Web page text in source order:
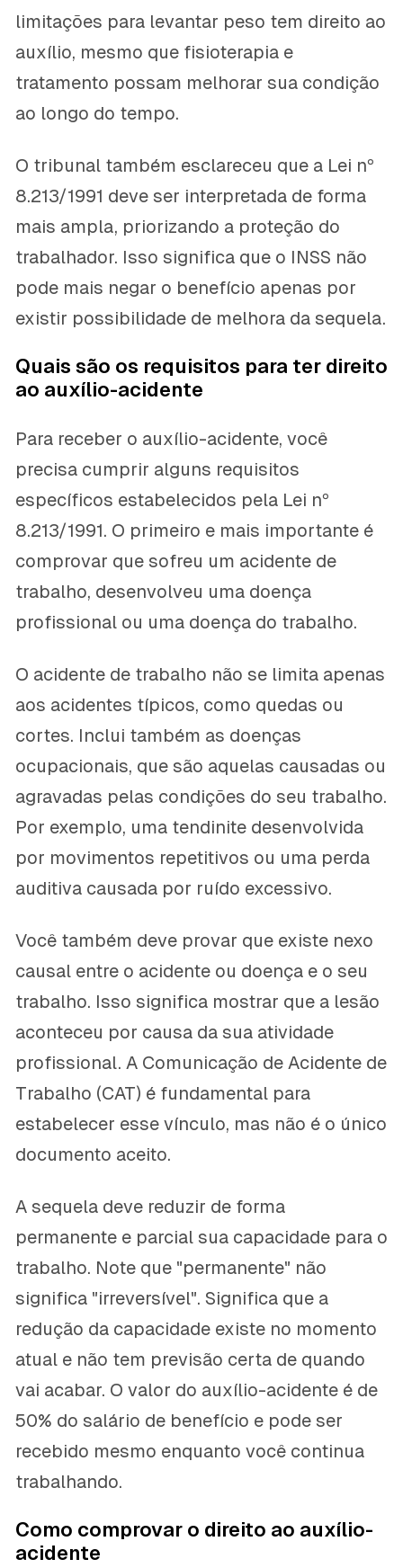
limitações para levantar peso tem direito ao
auxílio, mesmo que fisioterapia e
tratamento possam melhorar sua condição
ao longo do tempo.
O tribunal também esclareceu que a Lei nº
8.213/1991 deve ser interpretada de forma
mais ampla, priorizando a proteção do
trabalhador. Isso significa que o INSS não
pode mais negar o benefício apenas por
existir possibilidade de melhora da sequela.
Quais são os requisitos para ter direito
ao auxílio-acidente
Para receber o auxílio-acidente, você
precisa cumprir alguns requisitos
específicos estabelecidos pela Lei nº
8.213/1991. O primeiro e mais importante é
comprovar que sofreu um acidente de
trabalho, desenvolveu uma doença
profissional ou uma doença do trabalho.
O acidente de trabalho não se limita apenas
aos acidentes típicos, como quedas ou
cortes. Inclui também as doenças
ocupacionais, que são aquelas causadas ou
agravadas pelas condições do seu trabalho.
Por exemplo, uma tendinite desenvolvida
por movimentos repetitivos ou uma perda
auditiva causada por ruído excessivo.
Você também deve provar que existe nexo
causal entre o acidente ou doença e o seu
trabalho. Isso significa mostrar que a lesão
aconteceu por causa da sua atividade
profissional. A Comunicação de Acidente de
Trabalho (CAT) é fundamental para
estabelecer esse vínculo, mas não é o único
documento aceito.
A sequela deve reduzir de forma
permanente e parcial sua capacidade para o
trabalho. Note que "permanente" não
significa "irreversível". Significa que a
redução da capacidade existe no momento
atual e não tem previsão certa de quando
vai acabar. O valor do auxílio-acidente é de
50% do salário de benefício e pode ser
recebido mesmo enquanto você continua
trabalhando.
Como comprovar o direito ao auxílio-
acidente